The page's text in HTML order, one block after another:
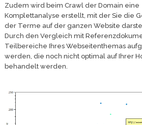
Zudem wird beim Crawl der Domain eine
Komplettanalyse erstellt, mit der Sie die
der Terme auf der ganzen Website
Durch den Vergleich mit
Teilbereiche Ihres Webseitenthemas
werden, die noch nicht optimal auf Ihrer
behandelt werden.